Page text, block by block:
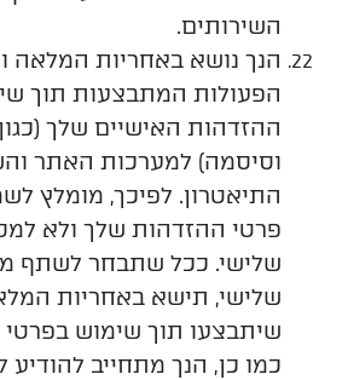
השירותים.
הנך נושא באחריות המלאה
הפעולות המתבצעות תוך
ההזדהות האישיים שלך
וסיסמה) למערכות האתר
התיאטרון. לפיכך, מומלץ
פרטי ההזדהות שלך ולא
שלישי. ככל שתבחר לשתף
שלישי, תישא באחריות
שיתבצעו תוך שימוש
כמו כן, הנך מתחייב להודיע